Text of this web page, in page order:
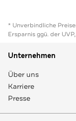
* Unverbindliche
Ersparnis ggü. der
Unternehmen
Über uns
Karriere
Presse